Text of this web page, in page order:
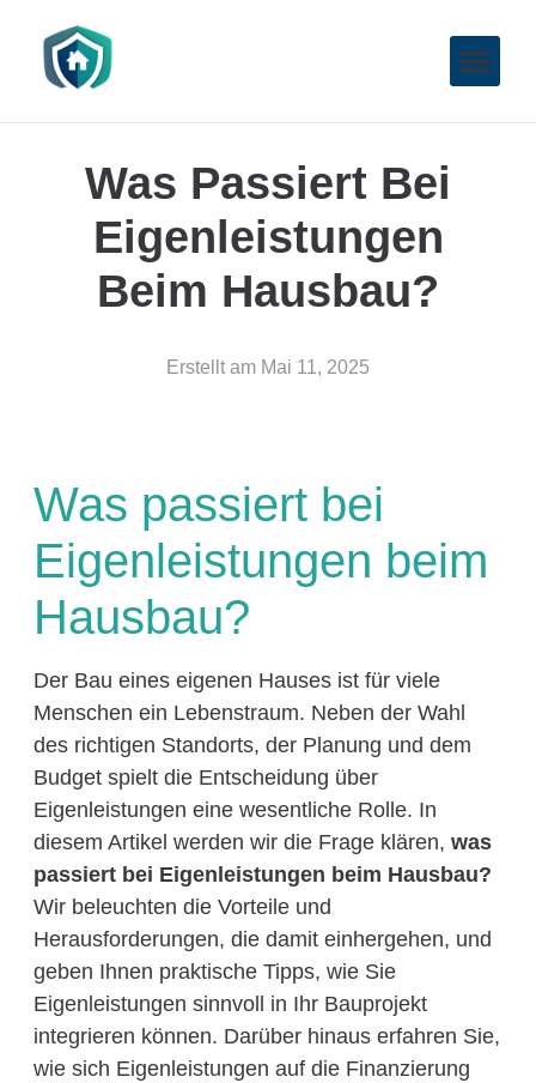
Was Passiert Bei
Eigenleistungen
Beim Hausbau?
Erstellt am Mai 11, 2025
Was passiert bei
Eigenleistungen beim
Hausbau?
Der Bau eines eigenen Hauses ist für viele
Menschen ein Lebenstraum. Neben der Wahl
des richtigen Standorts, der Planung und dem
Budget spielt die Entscheidung über
Eigenleistungen eine wesentliche Rolle. In
diesem Artikel werden wir die Frage klären, was
passiert bei Eigenleistungen beim Hausbau?
Wir beleuchten die Vorteile und
Herausforderungen, die damit einhergehen, und
geben Ihnen praktische Tipps, wie Sie
Eigenleistungen sinnvoll in Ihr Bauprojekt
integrieren können. Darüber hinaus erfahren Sie,
wie sich Eigenleistungen auf die Finanzierung